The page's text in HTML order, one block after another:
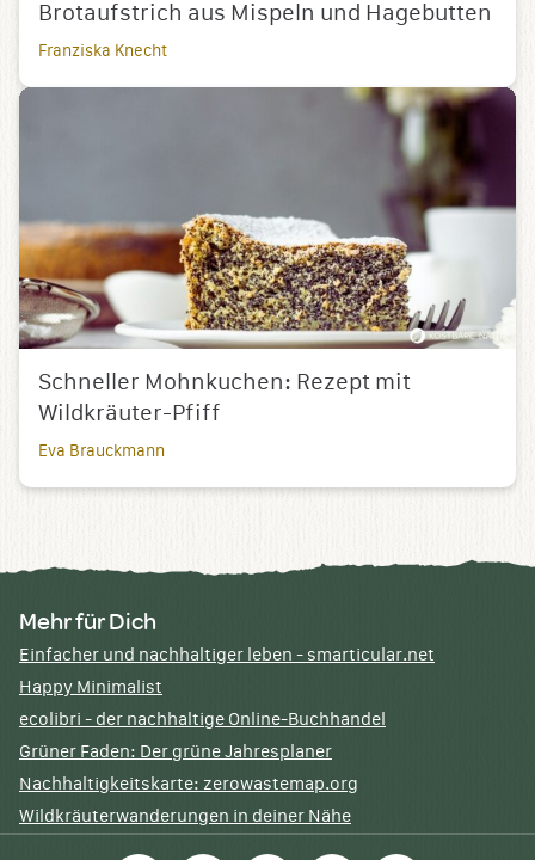
Brotaufstrich aus Mispeln und Hagebutten
Franziska Knecht
Schneller Mohnkuchen: Rezept mit
Wildkräuter-Pfiff
Eva Brauckmann
Mehr für Dich
Einfacher und nachhaltiger leben - smarticular.net
Happy Minimalist
ecolibri - der nachhaltige Online-Buchhandel
Grüner Faden: Der grüne Jahresplaner
Nachhaltigkeitskarte: zerowastemap.org
Wildkräuterwanderungen in deiner Nähe